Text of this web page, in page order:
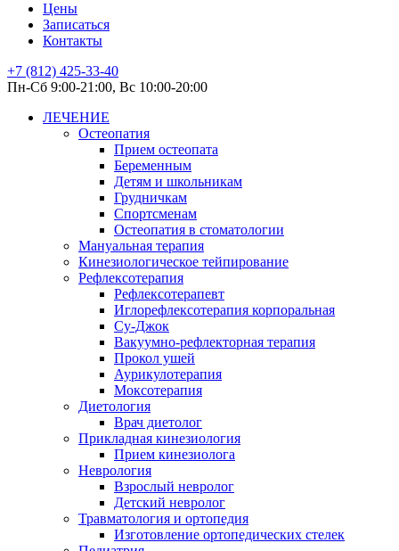
Цены
Записаться
Контакты
+7 (812) 425-33-40
Пн-Сб 9:00-21:00, Вс 10:00-20:00
ЛЕЧЕНИЕ
Остеопатия
Прием остеопата
Беременным
Детям и школьникам
Грудничкам
Спортсменам
Остеопатия в стоматологии
Мануальная терапия
Кинезиологическое тейпирование
Рефлексотерапия
Рефлексотерапевт
Иглорефлексотерапия корпоральная
Су-Джок
Вакуумно-рефлекторная терапия
Прокол ушей
Аурикулотерапия
Моксотерапия
Диетология
Врач диетолог
Прикладная кинезиология
Прием кинезиолога
Неврология
Взрослый невролог
Детский невролог
Травматология и ортопедия
Изготовление ортопедических стелек